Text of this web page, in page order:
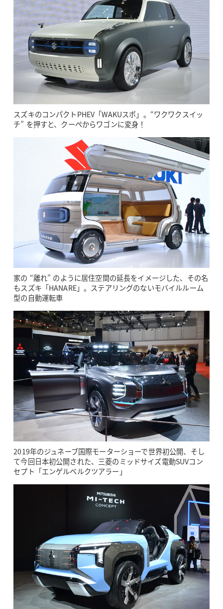
スズキのコンパクトPHEV「WAKUスポ」。“ワクワクスイッ
チ” を押すと、クーペからワゴンに変身！
家の “離れ” のように居住空間の延長をイメージした、その名
もスズキ「HANARE」。ステアリングのないモバイルルーム
型の自動運転車
2019年のジュネーブ国際モーターショーで世界初公開、そし
て今回日本初公開された、三菱のミッドサイズ電動SUVコン
セプト「エンゲルベルクツアラー」